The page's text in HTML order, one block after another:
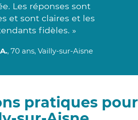
Les réponses sont
et sont claires et les
fidèles. »
, 70 ans, Vailly-sur-Aisne
pratiques pour